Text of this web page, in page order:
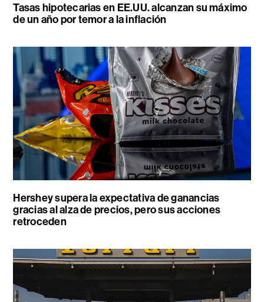
Tasas hipotecarias en EE.UU. alcanzan su máximo
de un año por temor a la inflación
Hershey supera la expectativa de ganancias
gracias al alza de precios, pero sus acciones
retroceden